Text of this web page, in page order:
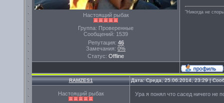
Настоящий рыбак
Группа: Проверенные
Сообщений: 1539
Репутация: 46
Замечания: 0%
Статус: Offline
"Никогда не
RAMZES1 Дата: Среда, 25.06.2014, 23:29 |
Настоящий рыбак Ура я понял что сасед ничего не